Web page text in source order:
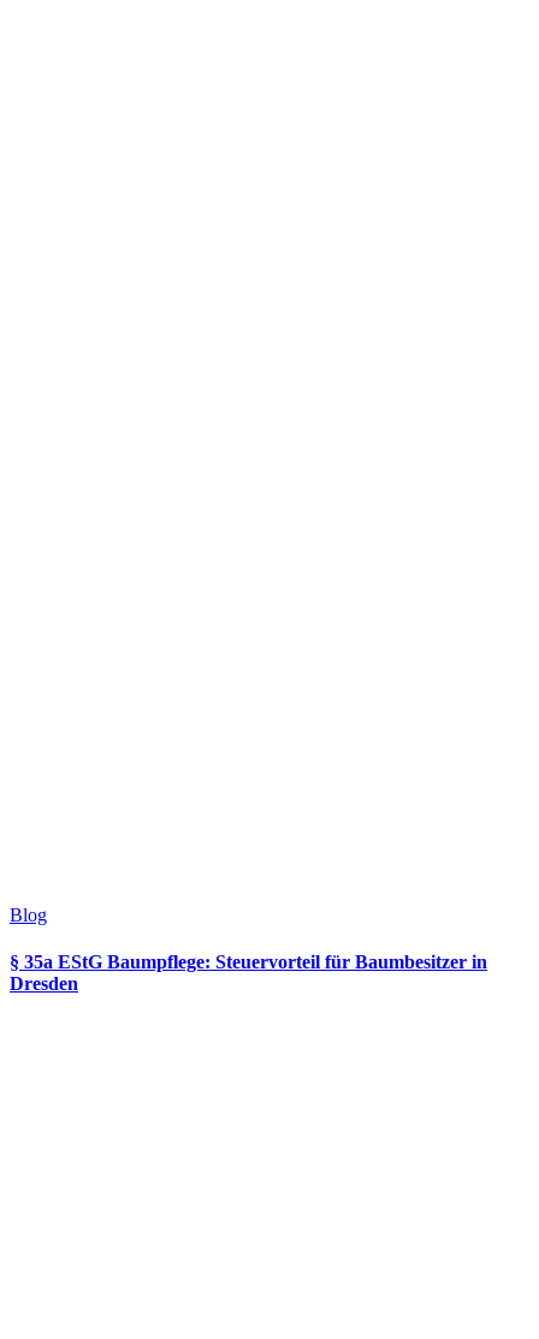
Blog
§ 35a EStG Baumpflege: Steuervorteil für Baumbesitzer in
Dresden